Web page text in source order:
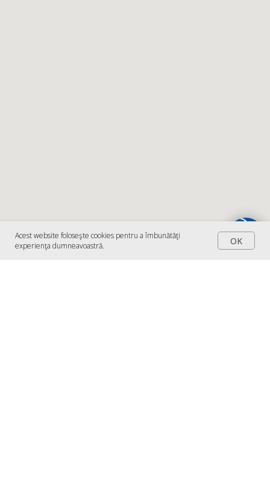
Acest website foloseşte cookies pentru a îmbunătăţi
experienţa dumneavoastră.
OK